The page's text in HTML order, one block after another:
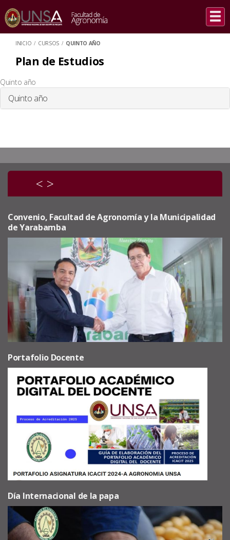
INICIO / CURSOS / QUINTO AÑO
Plan de Estudios
Quinto año
Quinto año
< >
Convenio, Facultad de Agronomía y la Municipalidad
de Yarabamba
Portafolio Docente
Día Internacional de la papa